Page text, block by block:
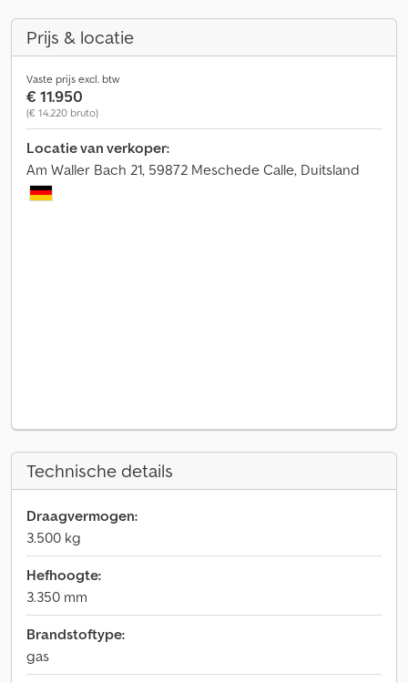
Prijs & locatie
Vaste prijs excl. btw
€ 11.950
(€ 14.220 bruto)
Locatie van verkoper:
Am Waller Bach 21, 59872 Meschede Calle, Duitsland
Technische details
Draagvermogen:
3.500 kg
Hefhoogte:
3.350 mm
Brandstoftype:
gas